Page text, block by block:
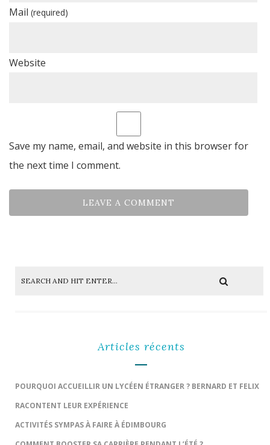
Mail (required)
Website
Save my name, email, and website in this browser for
the next time I comment.
Articles récents
POURQUOI ACCUEILLIR UN LYCÉEN ÉTRANGER ? BERNARD ET FELIX
RACONTENT LEUR EXPÉRIENCE
ACTIVITÉS SYMPAS À FAIRE À ÉDIMBOURG